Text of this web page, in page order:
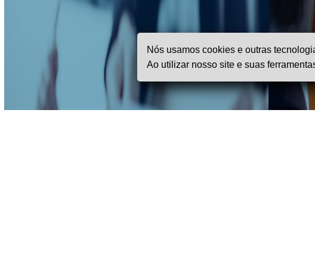
Nós usamos cookies e outras
Ao utilizar nosso site e suas